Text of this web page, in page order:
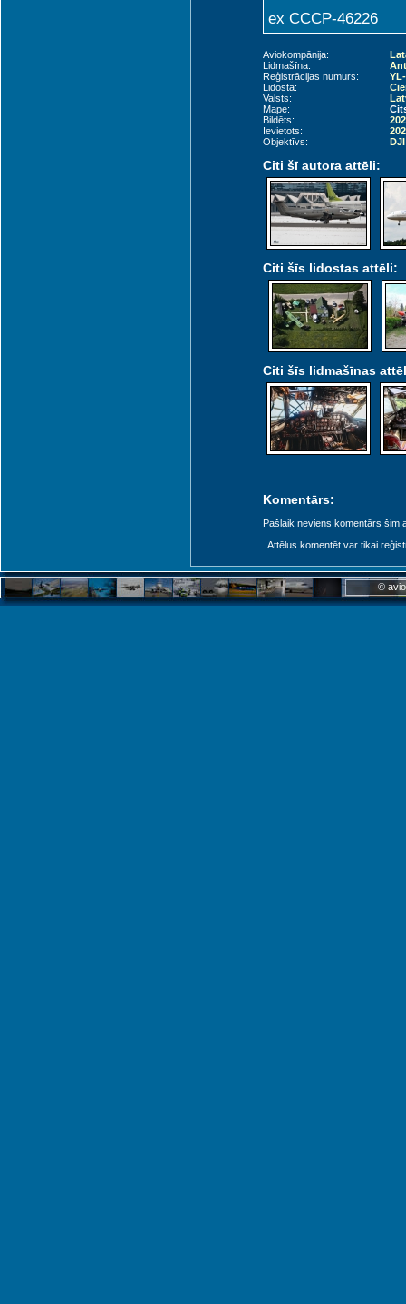
ex CCCP-46226
Aviokompānija:
Lidmašīna:
Reģistrācijas numurs:
Lidosta:
Valsts:
Mape:
Bildēts:
Ievietots:
Objektīvs:
Citi šī autora attēli:
Citi šīs lidostas attēli:
Citi šīs lidmašīnas
Komentārs:
Pašlaik neviens komentārs šim
Attēlus komentēt var tikai
©